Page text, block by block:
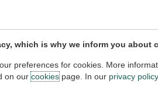
which is why we inform you about
preferences for cookies. More
on ourcookiespage. In our privacy policy
op maandag Venlo en Born aan en
partners. De partners streven